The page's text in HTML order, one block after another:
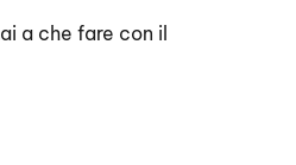
a che fare con il